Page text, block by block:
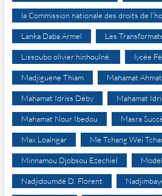
la Commission nationale des droits de
Lanka Daba Armel Les
Lissoubo olivier hinhoulné. lycée
Madjiguene Thiam Mahamat
Mahamat Idriss Déby Mahamat
Mahamat Nour Ibedou Masra
Max Loalngar Me Tchang Wei
Minnamou Djobsou Ezechiel
Nadjidoumdé D. Florent